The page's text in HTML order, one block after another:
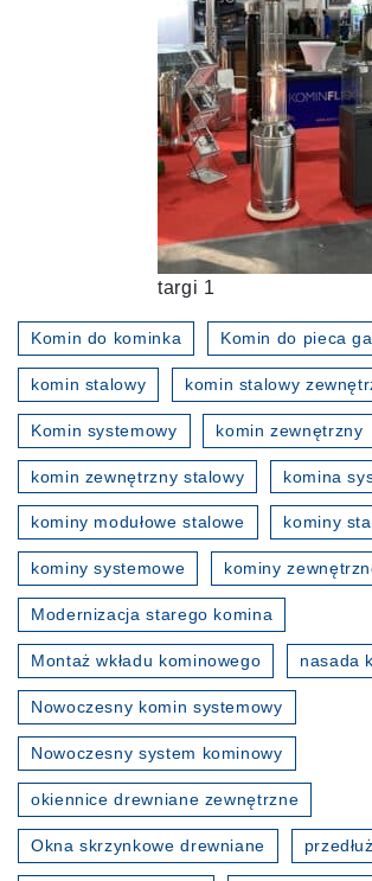
targi 1
Komin do kominka Komin do pieca
komin stalowy komin stalowy
Komin systemowy komin zewnętrzny
komin zewnętrzny stalowy komina
kominy modułowe stalowe kominy
kominy systemowe kominy
Modernizacja starego komina
Montaż wkładu kominowego nasada
Nowoczesny komin systemowy
Nowoczesny system kominowy
okiennice drewniane zewnętrzne
Okna skrzynkowe drewniane